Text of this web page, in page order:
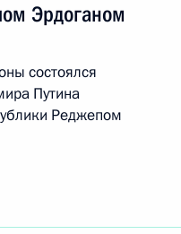
Эрдоганом
состоялся
Путина
Реджепом